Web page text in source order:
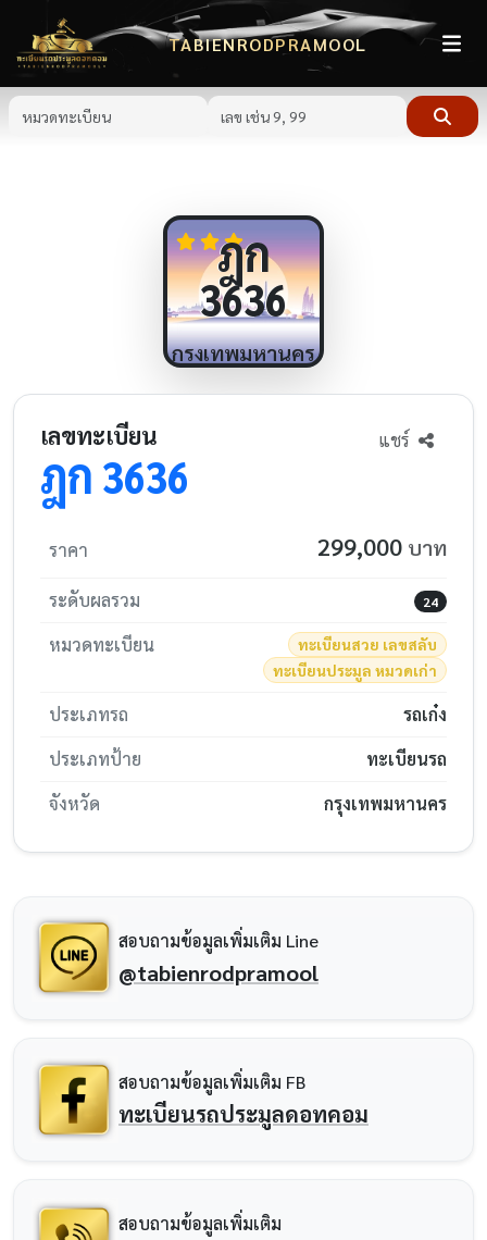
TABIENRODPRAMOOL
ฎก
3636
กรุงเทพมหานคร
เลขทะเบียน
ฎก 3636
แชร์
ราคา 299,000 บาท
ระดับผลรวม 24
หมวดทะเบียน
ทะเบียนสวย เลขสลับ
ทะเบียนประมูล หมวดเก่า
ประเภทรถ
รถเก๋ง
ประเภทป้าย
ทะเบียนรถ
จังหวัด
กรุงเทพมหานคร
สอบถามข้อมูลเพิ่มเติม Line
@tabienrodpramool
สอบถามข้อมูลเพิ่มเติม FB
ทะเบียนรถประมูลดอทคอม
สอบถามข้อมูลเพิ่มเติม